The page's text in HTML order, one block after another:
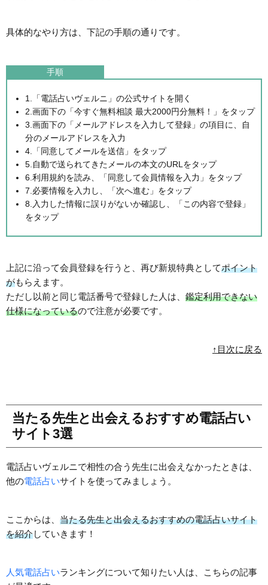
具体的なやり方は、下記の手順の通りです。
手順
1.「電話占いヴェルニ」の公式サイトを開く
2.画面下の「今すぐ無料相談 最大2000円分無料！」をタップ
3.画面下の「メールアドレスを入力して登録」の項目に、自
分のメールアドレスを入力
4.「同意してメールを送信」をタップ
5.自動で送られてきたメールの本文のURLをタップ
6.利用規約を読み、「同意して会員情報を入力」をタップ
7.必要情報を入力し、「次へ進む」をタップ
8.入力した情報に誤りがないか確認し、「この内容で登録」
をタップ
上記に沿って会員登録を行うと、再び新規特典としてポイント
がもらえます。
ただし以前と同じ電話番号で登録した人は、 鑑定利用できない
仕様になっているので注意が必要です。
↑目次に戻る
当たる先生と出会えるおすすめ電話占い
サイト3選
電話占いヴェルニで相性の合う先生に出会えなかったときは、
他の電話占いサイトを使ってみましょう。
ここからは、 当たる先生と出会えるおすすめの電話占いサイト
を紹介していきます！
人気電話占いランキングについて知りたい人は、こちらの記事